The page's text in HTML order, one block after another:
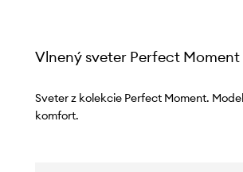
Vlnený sveter Perfect
Sveter z kolekcie Perfect Moment.
komfort.